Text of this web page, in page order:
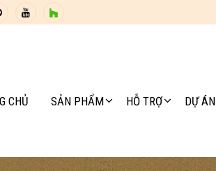
CHỦ SẢN PHẨM HỖ TRỢ DỰ ÁN